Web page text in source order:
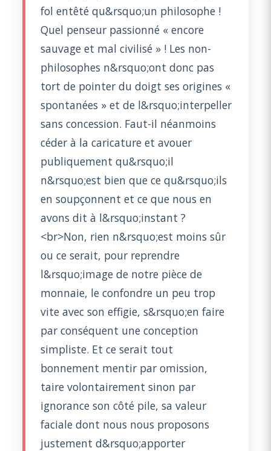
fol entêté qu&rsquo;un philosophe !
Quel penseur passionné « encore
sauvage et mal civilisé » ! Les non-
philosophes n&rsquo;ont donc pas
tort de pointer du doigt ses origines «
spontanées » et de l&rsquo;interpeller
sans concession. Faut-il néanmoins
céder à la caricature et avouer
publiquement qu&rsquo;il
n&rsquo;est bien que ce qu&rsquo;ils
en soupçonnent et ce que nous en
avons dit à l&rsquo;instant ?
<br>Non, rien n&rsquo;est moins sûr
ou ce serait, pour reprendre
l&rsquo;image de notre pièce de
monnaie, le confondre un peu trop
vite avec son effigie, s&rsquo;en faire
par conséquent une conception
simpliste. Et ce serait tout
bonnement mentir par omission,
taire volontairement sinon par
ignorance son côté pile, sa valeur
faciale dont nous nous proposons
justement d&rsquo;apporter